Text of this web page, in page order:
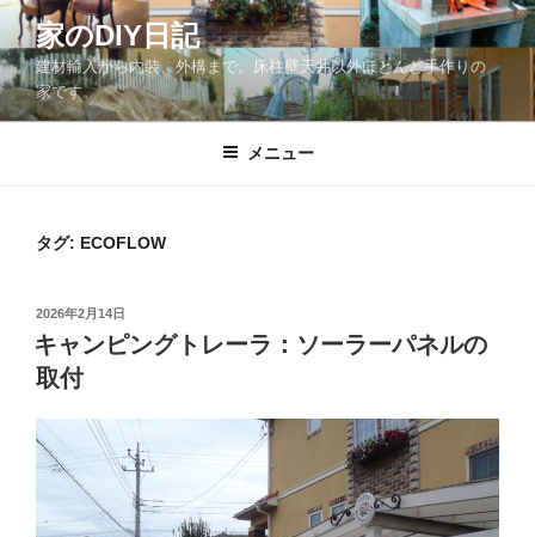
コ
テ
ン
ツ
家のDIY日記
建材輸入から内装、外構まで。床柱壁天井以外ほとんど手作りの
家です。
メニュー
タグ: ECOFLOW
投
稿
日:
2026年2月14日
キャンピングトレーラ：ソーラーパネルの
取付